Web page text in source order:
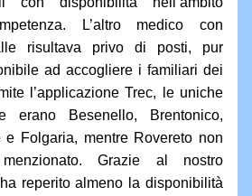
L’altro medico con
risultava privo di posti, pur
ad accogliere i familiari dei
l’applicazione Trec, le uniche
erano Besenello, Brentonico,
e Folgaria, mentre Rovereto non
Grazie al nostro
reperito almeno la disponibilità